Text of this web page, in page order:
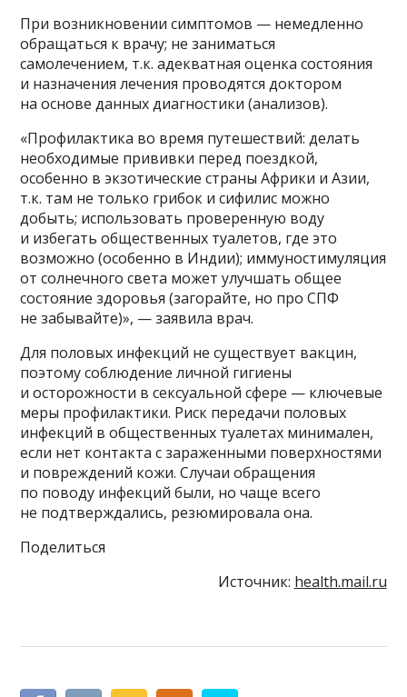
При возникновении симптомов — немедленно
обращаться к врачу; не заниматься
самолечением, т.к. адекватная оценка состояния
и назначения лечения проводятся доктором
на основе данных диагностики (анализов).
«Профилактика во время путешествий: делать
необходимые прививки перед поездкой,
особенно в экзотические страны Африки и Азии,
т.к. там не только грибок и сифилис можно
добыть; использовать проверенную воду
и избегать общественных туалетов, где это
возможно (особенно в Индии); иммуностимуляция
от солнечного света может улучшать общее
состояние здоровья (загорайте, но про СПФ
не забывайте)», — заявила врач.
Для половых инфекций не существует вакцин,
поэтому соблюдение личной гигиены
и осторожности в сексуальной сфере — ключевые
меры профилактики. Риск передачи половых
инфекций в общественных туалетах минимален,
если нет контакта с зараженными поверхностями
и повреждений кожи. Случаи обращения
по поводу инфекций были, но чаще всего
не подтверждались, резюмировала она.
Поделиться
Источник: health.mail.ru